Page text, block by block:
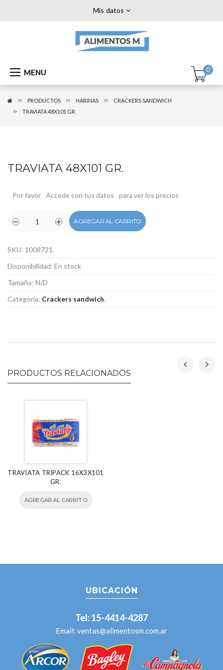
Mis datos
MENU 0
PRODUCTOS HARINAS
CRACKERS SANDWICH
TRAVIATA 48X101 GR.
TRAVIATA 48X101 GR.
Por favor Accede con tus datos para ver los precios
AGREGAR AL CARRITO
SKU: 1008721 .
Disponibilidad: En stock
Tamaño: N/D
Categoría: Crackers sandwich.
PRODUCTOS RELACIONADOS
TRAVIATA TRIPACK 16X3X101
GR.
AGREGAR AL CARRITO
UBICACIÓN
Tel: 15-4414-4287
Email: ventas@alimentosm.com.ar